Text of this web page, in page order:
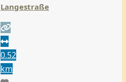
Langestraße
0.52
km